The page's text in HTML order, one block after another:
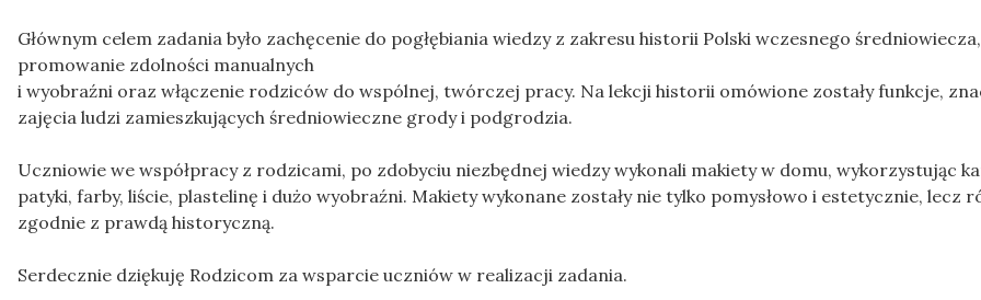
Głównym celem zadania było zachęcenie do pogłębiania wiedzy z zakresu historii Polski wczesnego średniowiecza,
promowanie zdolności manualnych
i wyobraźni oraz włączenie rodziców do wspólnej, twórczej pracy. Na lekcji historii omówione zostały funkcje,
zajęcia ludzi zamieszkujących średniowieczne grody i podgrodzia.
Uczniowie we współpracy z rodzicami, po zdobyciu niezbędnej wiedzy wykonali makiety w domu, wykorzystując
patyki, farby, liście, plastelinę i dużo wyobraźni. Makiety wykonane zostały nie tylko pomysłowo i estetycznie, lecz
zgodnie z prawdą historyczną.
Serdecznie dziękuję Rodzicom za wsparcie uczniów w realizacji zadania.